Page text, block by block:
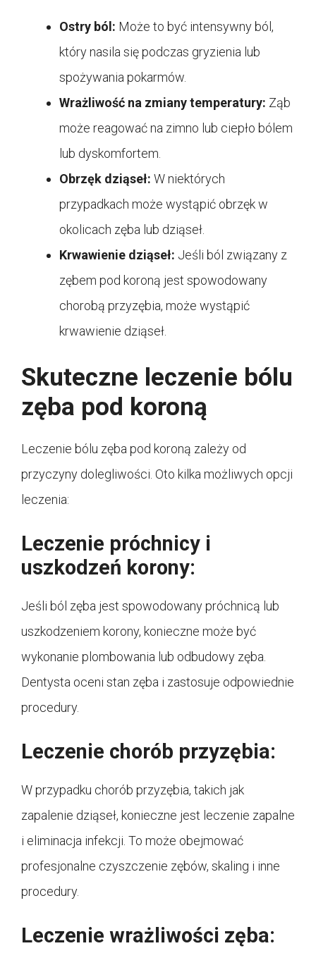
Ostry ból: Może to być intensywny ból,
który nasila się podczas gryzienia lub
spożywania pokarmów.
Wrażliwość na zmiany temperatury: Ząb
może reagować na zimno lub ciepło bólem
lub dyskomfortem.
Obrzęk dziąseł: W niektórych
przypadkach może wystąpić obrzęk w
okolicach zęba lub dziąseł.
Krwawienie dziąseł: Jeśli ból związany z
zębem pod koroną jest spowodowany
chorobą przyzębia, może wystąpić
krwawienie dziąseł.
Skuteczne leczenie bólu
zęba pod koroną
Leczenie bólu zęba pod koroną zależy od
przyczyny dolegliwości. Oto kilka możliwych opcji
leczenia:
Leczenie próchnicy i
uszkodzeń korony:
Jeśli ból zęba jest spowodowany próchnicą lub
uszkodzeniem korony, konieczne może być
wykonanie plombowania lub odbudowy zęba.
Dentysta oceni stan zęba i zastosuje odpowiednie
procedury.
Leczenie chorób przyzębia:
W przypadku chorób przyzębia, takich jak
zapalenie dziąseł, konieczne jest leczenie zapalne
i eliminacja infekcji. To może obejmować
profesjonalne czyszczenie zębów, skaling i inne
procedury.
Leczenie wrażliwości zęba: